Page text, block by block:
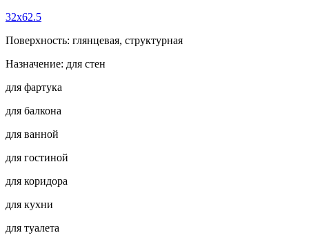
32x62.5
Поверхность: глянцевая, структурная
Назначение: для стен
для фартука
для балкона
для ванной
для гостиной
для коридора
для кухни
для туалета